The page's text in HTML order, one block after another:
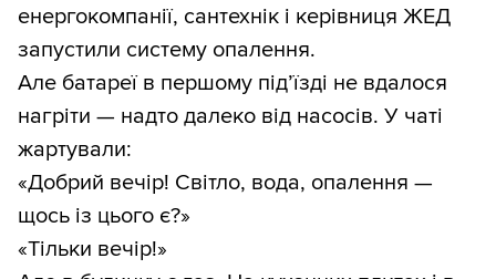
енергокомпанії, сантехнік і керівниця ЖЕД
запустили систему опалення.
Але батареї в першому під’їзді не вдалося
нагріти — надто далеко від насосів. У чаті
жартували:
«Добрий вечір! Світло, вода, опалення —
щось із цього є?»
«Тільки вечір!»